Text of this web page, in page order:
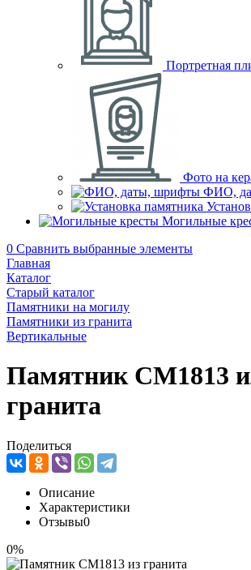
Портретная
Фото на
ФИО,
Могильные
0 Сравнить выбранные элементы
Главная
Каталог
Старый каталог
Памятники на могилу
Памятники из гранита
Вертикальные
Памятник CM1813
гранита
Поделиться
Описание
Характеристики
Отзывы0
0%